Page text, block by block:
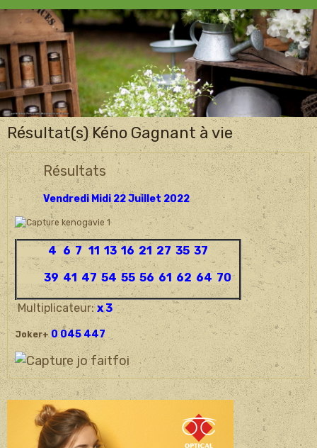
Résultat(s) Kéno Gagnant à vie
Résultats
Vendredi Midi 22 Juillet 2022
4 6 7 11 13 16 21 27 35 37
39 41 47 54 55 56 61 62 64 70
Multiplicateur:x 3
Joker+ 0 045 447